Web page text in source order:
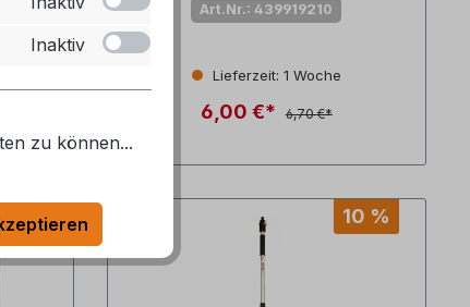
Art.Nr.: 439919210
Lieferzeit: 1 Woche
6,00 €* 6,70 €*
10 %
Inaktiv
zu können...